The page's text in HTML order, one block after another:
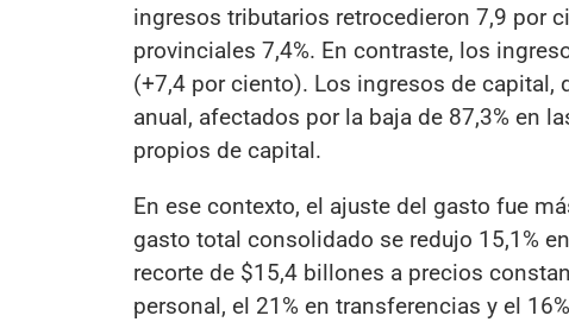
ingresos tributarios retrocedieron 7,9 por
provinciales 7,4%. En contraste, los
(+7,4 por ciento). Los ingresos de capital,
anual, afectados por la baja de 87,3% en
propios de capital.
En ese contexto, el ajuste del gasto fue
gasto total consolidado se redujo 15,1%
recorte de $15,4 billones a precios
personal, el 21% en transferencias y el